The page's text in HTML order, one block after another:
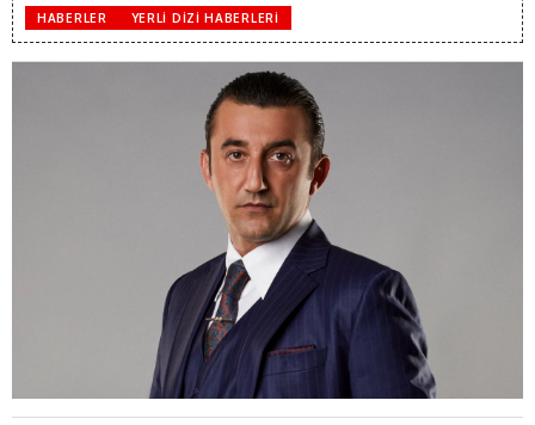
HABERLER YERLI DIZI HABERLERI